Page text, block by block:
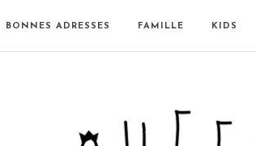
BONNES ADRESSES FAMILLE KIDS